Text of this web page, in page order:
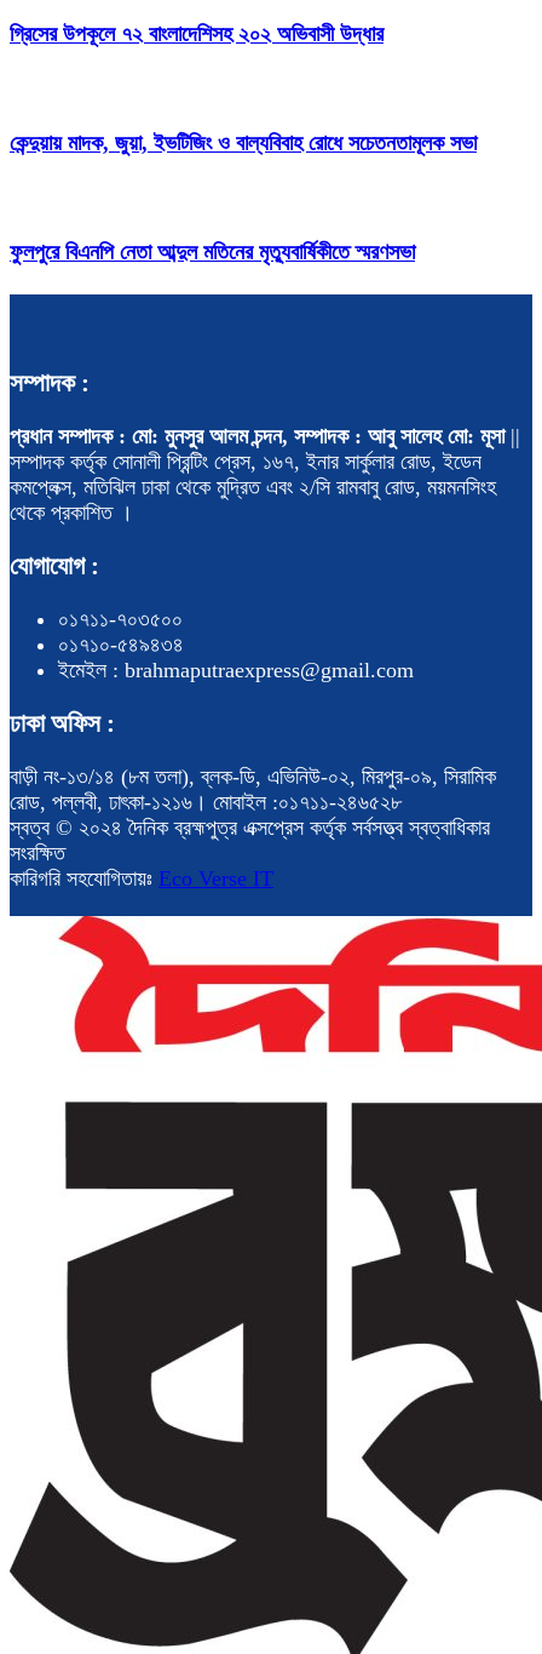
গ্রিসের উপকূলে ৭২ বাংলাদেশিসহ ২০২ অভিবাসী উদ্ধার
কেন্দুয়ায় মাদক, জুয়া, ইভটিজিং ও বাল্যবিবাহ রোধে সচেতনতামূলক সভা
ফুলপুরে বিএনপি নেতা আব্দুল মতিনের মৃত্যুবার্ষিকীতে স্মরণসভা
সম্পাদক :
প্রধান সম্পাদক : মো: মুনসুর আলম চন্দন, সম্পাদক : আবু সালেহ মো: মূসা||
সম্পাদক কর্তৃক সোনালী প্রিন্টিং প্রেস, ১৬৭, ইনার সার্কুলার রোড, ইডেন
কমপ্লেক্স, মতিঝিল ঢাকা থেকে মুদ্রিত এবং ২/সি রামবাবু রোড, ময়মনসিংহ
থেকে প্রকাশিত ।
যোগাযোগ :
০১৭১১-৭০৩৫০০
০১৭১০-৫৪৯৪৩৪
ইমেইল : brahmaputraexpress@gmail.com
ঢাকা অফিস :
বাড়ী নং-১৩/১৪ (৮ম তলা), ব্লক-ডি, এভিনিউ-০২, মিরপুর-০৯, সিরামিক
রোড, পল্লবী, ঢাৎকা-১২১৬। মোবাইল :০১৭১১-২৪৬৫২৮
স্বত্ব © ২০২৪ দৈনিক ব্রহ্মপুত্র এক্সপ্রেস কর্তৃক সর্বসত্ত্ব স্বত্বাধিকার
সংরক্ষিত
কারিগরি সহযোগিতায়ঃ Eco Verse IT